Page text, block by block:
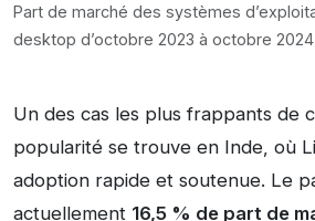
Part de marché des systèmes
desktop d’octobre 2023 à octobre
Un des cas les plus frappants de
popularité se trouve en Inde, où
adoption rapide et soutenue. Le
actuellement 16,5 % de part de